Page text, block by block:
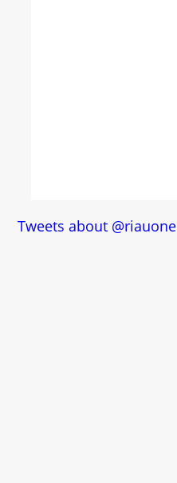
Tweets about @riauone